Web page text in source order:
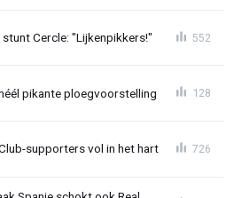
Cercle: "Lijkenpikkers!" 552
pikante ploegvoorstelling 128
supporters vol in het hart 726